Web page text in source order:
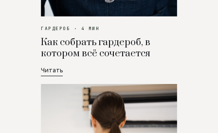
ГАРДЕРОБ · 4 МИН
Как собрать гардероб, в
котором всё сочетается
Читать